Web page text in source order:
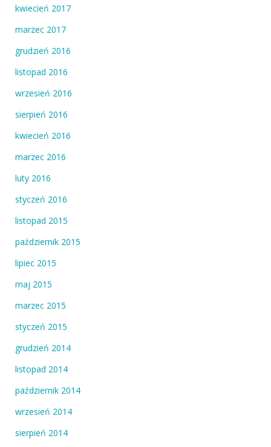
kwiecień 2017
marzec 2017
grudzień 2016
listopad 2016
wrzesień 2016
sierpień 2016
kwiecień 2016
marzec 2016
luty 2016
styczeń 2016
listopad 2015
październik 2015
lipiec 2015
maj 2015
marzec 2015
styczeń 2015
grudzień 2014
listopad 2014
październik 2014
wrzesień 2014
sierpień 2014